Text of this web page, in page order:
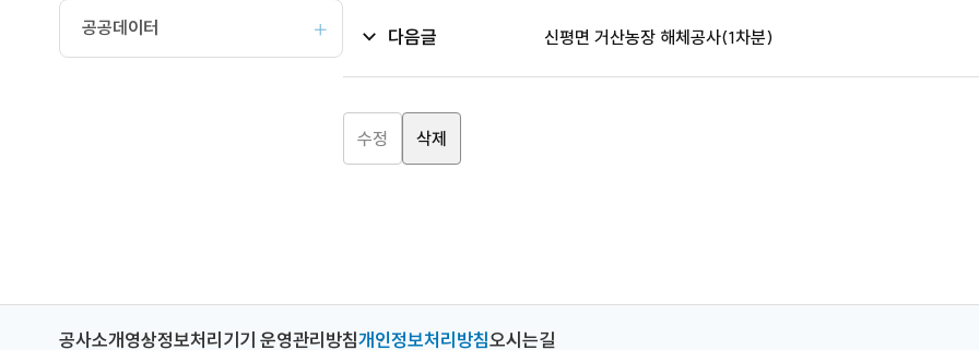
공공데이터 다음글 신평면 거산농장 해체공사(1차분)
수정 삭제
공사소개영상정보처리기기 운영관리방침개인정보처리방침오시는길